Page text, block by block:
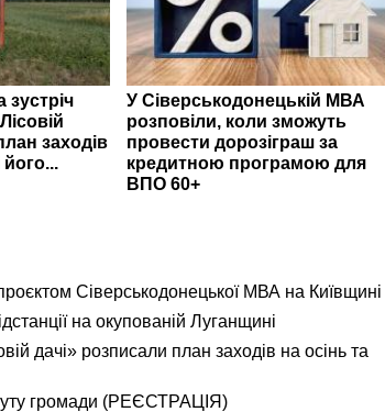
зустріч
заходів
його...
У Сіверськодонецькій МВА
розповіли, коли зможуть
провести дорозіграш за
кредитною програмою для
ВПО 60+
Сіверськодонецької МВА на Київщині
на окупованій Луганщині
дачі» розписали план заходів на осінь та
громади (РЕЄСТРАЦІЯ)